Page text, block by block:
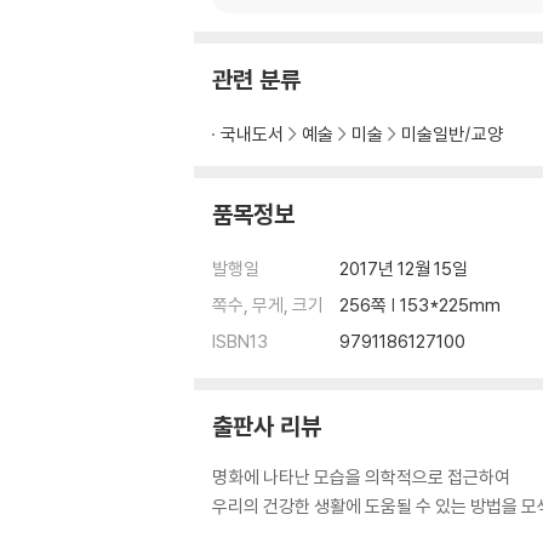
렘브란트 사시(斜視)의 정체
64 로세티와 아편중독
로세티의 헬레네
가장 무서운 아편
레다와 백조를 그린 루벤스
유방을 풍성히 그린 루벤스
78 르누아르와 류머티즘 관절염
아르테미스의 이중성
르누아르의 이중성
류머티즘, 흐르는 병
관련 분류
국내도서 예술 미술 미술일반/교양
품목정보
발행일
2017년 12월 15일
쪽수, 무게, 크기
256쪽 | 153*225mm
ISBN13
9791186127100
출판사 리뷰
명화에 나타난 모습을 의학적으로 접근하여
우리의 건강한 생활에 도움될 수 있는 방법을 모